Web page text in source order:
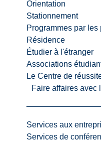
Orientation
Stationnement
Programmes par les
Résidence
Étudier à l'étranger
Associations
Le Centre de
Faire affaires avec
Services aux
Services de